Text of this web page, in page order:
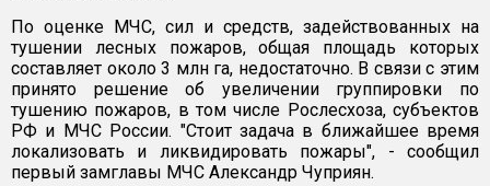
По оценке МЧС, сил и средств, задействованных на
тушении лесных пожаров, общая площадь которых
составляет около 3 млн га, недостаточно. В связи с этим
принято решение об увеличении группировки по
тушению пожаров, в том числе Рослесхоза, субъектов
РФ и МЧС России. "Стоит задача в ближайшее время
локализовать и ликвидировать пожары", - сообщил
первый замглавы МЧС Александр Чуприян.